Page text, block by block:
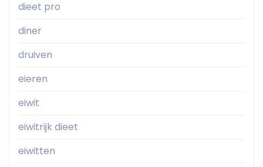
dieet pro
diner
druiven
eieren
eiwit
eiwitrijk dieet
eiwitten